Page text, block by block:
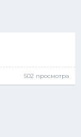
502 просмотра